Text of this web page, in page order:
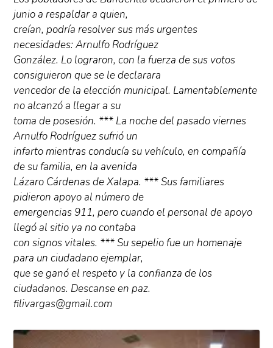
junio a respaldar a quien,
creían, podría resolver sus más urgentes
necesidades: Arnulfo Rodríguez
González. Lo lograron, con la fuerza de sus votos
consiguieron que se le declarara
vencedor de la elección municipal. Lamentablemente
no alcanzó a llegar a su
toma de posesión. *** La noche del pasado viernes
Arnulfo Rodríguez sufrió un
infarto mientras conducía su vehículo, en compañía
de su familia, en la avenida
Lázaro Cárdenas de Xalapa. *** Sus familiares
pidieron apoyo al número de
emergencias 911, pero cuando el personal de apoyo
llegó al sitio ya no contaba
con signos vitales. *** Su sepelio fue un homenaje
para un ciudadano ejemplar,
que se ganó el respeto y la confianza de los
ciudadanos. Descanse en paz.
filivargas@gmail.com